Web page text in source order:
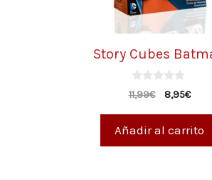
Story Cubes
0
d
11,99€ 8,95€
Añadir al carrito